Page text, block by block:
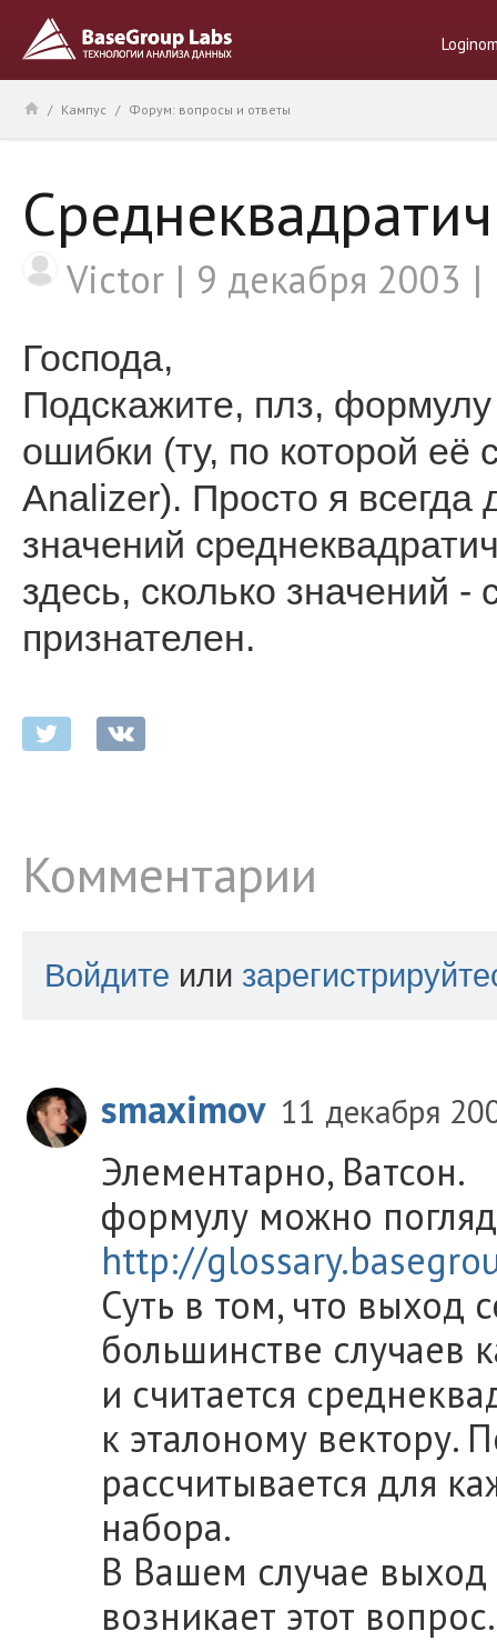
/ Кампус / Форум: вопросы и ответы
Victor 9 декабря 2003
Господа,
Подскажите, плз,
ошибки (ту, по которой её
Analizer). Просто я
значений
здесь, сколько значений
признателен.
Комментарии
Войдите или
smaximov 11 декабря
Элементарно, Ватсон.
формулу можно
http://
Суть в том, что выход
большинстве случаев
и считается
к эталоному вектору.
рассчитывается для
набора.
В Вашем случае выход
возникает этот